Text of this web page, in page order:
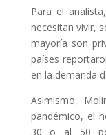
Para el
necesitan vivir,
mayoría son
países
en la demanda
Asimismo,
pandémico, el
30 o al 50